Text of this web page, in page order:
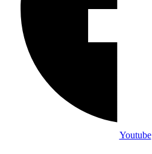
Youtube